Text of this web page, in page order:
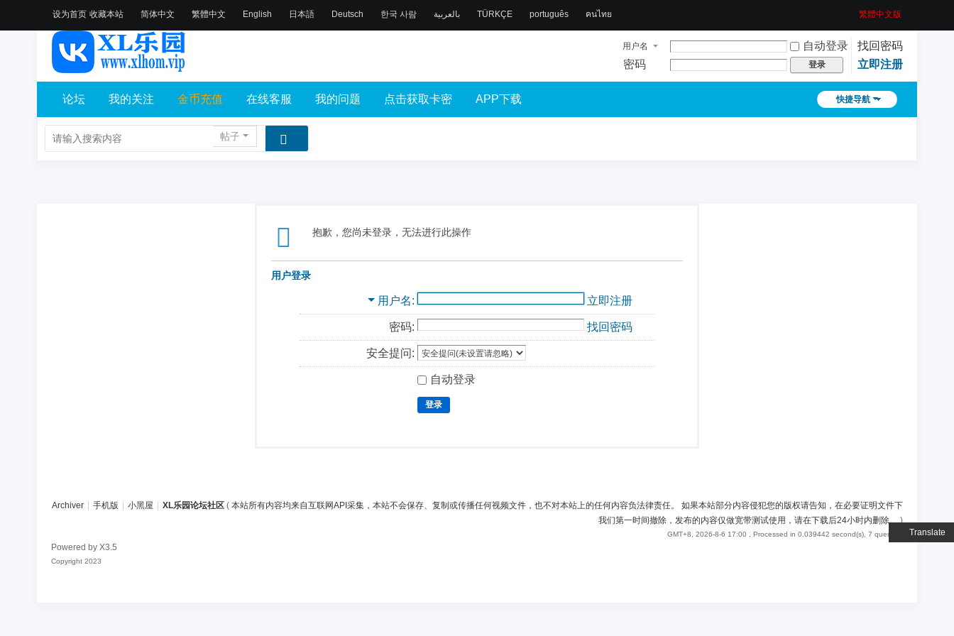
设为首页 收藏本站
Translate
简体中文 繁體中文 English 日本語 Deutsch 한국 사람 بالعربية TÜRKÇE português คนไทย 繁體中文版
用户名 自动登录
找回密码
密码
登录 立即注册
快捷导航
论坛 我的关注 金币充值 在线客服 我的问题 点击获取卡密 APP下载
帖子
抱歉，您尚未登录，无法进行此操作
用户登录
用户名 立即注册
密码: 找回密码
安全提问:
自动登录
登录
Archiver 手机版 小黑屋 XL乐园论坛社区 ( 本站所有内容均来自互联网API采集，本站不会保存、复制或传播任何视频文件，也不对本站上的任何内容负法律责任。 如果本站部分内容侵犯您的版权请告知，在必要证明文件下
我们第一时间撤除，发布的内容仅做宽带测试使用，请在下载后24小时内删除。)
GMT+8, 2026-8-6 17:00 , Processed in 0.039442 second(s), 7 queries .
Powered by X3.5
Copyright 2023